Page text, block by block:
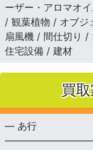
ーザー・アロマオ
/ 観葉植物 / オブジ
扇風機 / 間仕切り /
住宅設備 / 建材
買
— あ行